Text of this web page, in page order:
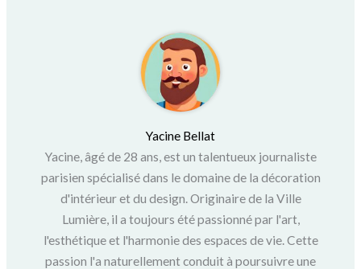
Yacine Bellat
Yacine, âgé de 28 ans, est un talentueux journaliste
parisien spécialisé dans le domaine de la décoration
d'intérieur et du design. Originaire de la Ville
Lumière, il a toujours été passionné par l'art,
l'esthétique et l'harmonie des espaces de vie. Cette
passion l'a naturellement conduit à poursuivre une